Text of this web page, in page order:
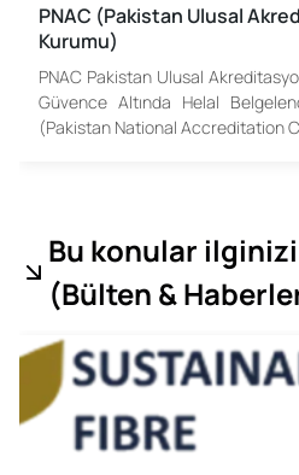
PNAC (Pakistan Ulusal
Kurumu)
PNAC Pakistan Ulusal
Güvence Altında Helal
(Pakistan National Accreditation
Bu konular
(Bülten &